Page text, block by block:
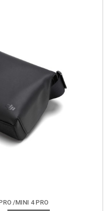
/MINI 4 PRO